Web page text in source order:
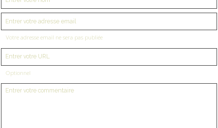
Votre adresse email ne sera pas publiée
Optionnel